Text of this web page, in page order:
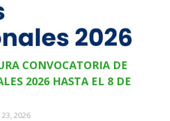
CONVOCATORIA DE
2026 HASTA EL 8 DE
2026